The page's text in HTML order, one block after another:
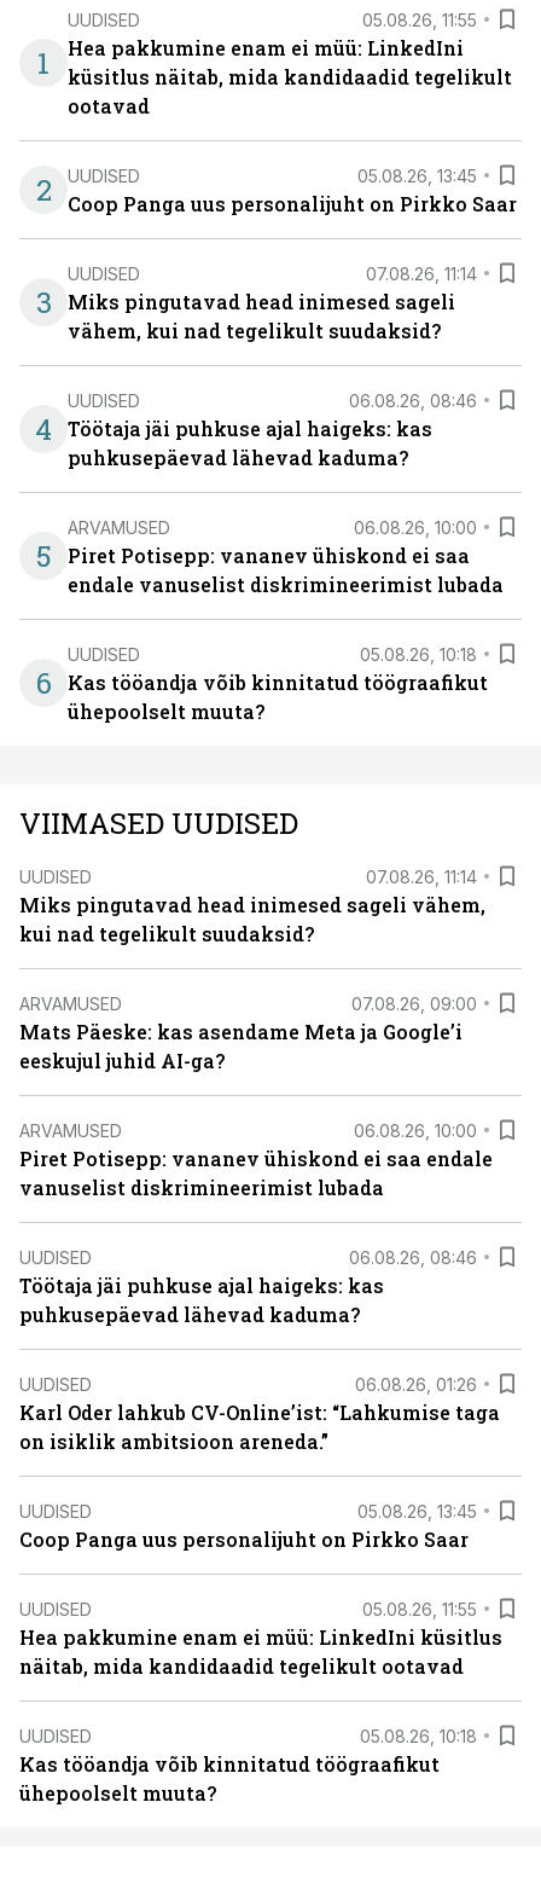
1
UUDISED 05.08.26, 11:55
Hea pakkumine enam ei müü: LinkedIni
küsitlus näitab, mida kandidaadid tegelikult
ootavad
2 UUDISED 05.08.26, 13:45
Coop Panga uus personalijuht on Pirkko Saar
3
UUDISED 07.08.26, 11:14
Miks pingutavad head inimesed sageli
vähem, kui nad tegelikult suudaksid?
4
UUDISED 06.08.26, 08:46
Töötaja jäi puhkuse ajal haigeks: kas
puhkusepäevad lähevad kaduma?
5
ARVAMUSED 06.08.26, 10:00
Piret Potisepp: vananev ühiskond ei saa
endale vanuselist diskrimineerimist lubada
6
UUDISED 05.08.26, 10:18
Kas tööandja võib kinnitatud töögraafikut
ühepoolselt muuta?
VIIMASED UUDISED
UUDISED 07.08.26, 11:14
Miks pingutavad head inimesed sageli vähem,
kui nad tegelikult suudaksid?
ARVAMUSED 07.08.26, 09:00
Mats Päeske: kas asendame Meta ja Google’i
eeskujul juhid AI-ga?
ARVAMUSED 06.08.26, 10:00
Piret Potisepp: vananev ühiskond ei saa endale
vanuselist diskrimineerimist lubada
UUDISED 06.08.26, 08:46
Töötaja jäi puhkuse ajal haigeks: kas
puhkusepäevad lähevad kaduma?
UUDISED 06.08.26, 01:26
Karl Oder lahkub CV-Online’ist: “Lahkumise taga
on isiklik ambitsioon areneda.”
UUDISED 05.08.26, 13:45
Coop Panga uus personalijuht on Pirkko Saar
UUDISED 05.08.26, 11:55
Hea pakkumine enam ei müü: LinkedIni küsitlus
näitab, mida kandidaadid tegelikult ootavad
UUDISED 05.08.26, 10:18
Kas tööandja võib kinnitatud töögraafikut
ühepoolselt muuta?